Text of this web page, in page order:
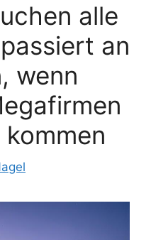
alle
an
wenn